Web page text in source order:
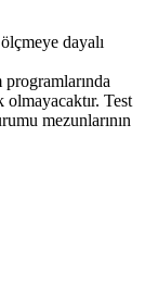
dayalı
Test
mezunlarının